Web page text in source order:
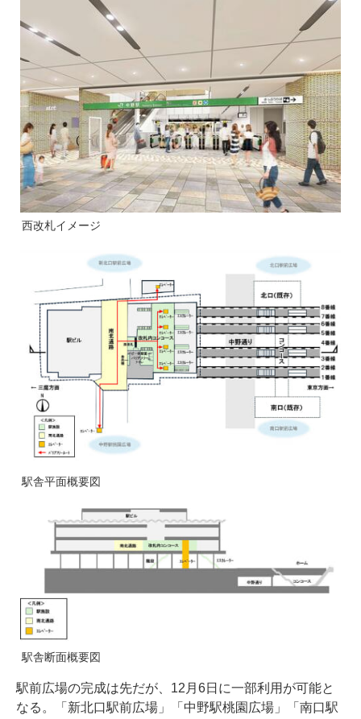
西改札イメージ
駅舎平面概要図
駅舎断面概要図
駅前広場の完成は先だが、12月6日に一部利用が可能と
なる。「新北口駅前広場」「中野駅桃園広場」「南口駅